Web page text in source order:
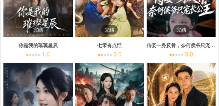
完结
你是我的璀璨星辰
1.0
完结
七零有点恬
3.0
完结
侍妾一身反骨，奈何侯爷只宠长公主
3.0